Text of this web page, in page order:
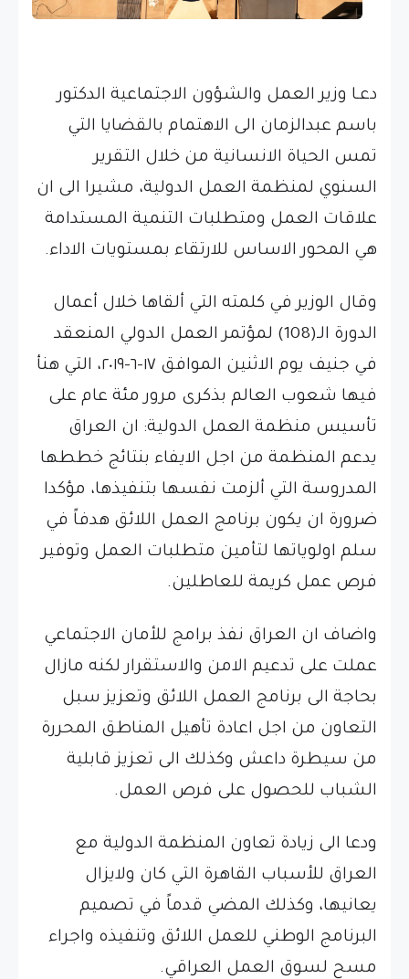
دعـا وزير العمل والشؤون الاجتماعية الدكتور
باسم عبدالزمان الى الاهتمام بالقضايا التي
تمس الحياة الانسانية من خلال التقرير
السنوي لمنظمة العمل الدولية، مشيرا الى ان
علاقات العمل ومتطلبات التنمية المستدامة
هي المحور الاساس للارتقاء بمستويات الاداء.
وقال الوزير في كلمته التي ألقاها خلال أعمال
الدورة الـ(108) لمؤتمر العمل الدولي المنعقد
في جنيف يوم الاثنين الموافق ١٧-٦-٢٠١٩، التي هنأ
فيها شعوب العالم بذكرى مرور مئة عام على
تأسيس منظمة العمل الدولية: ان العراق
يدعم المنظمة من اجل الايفاء بنتائج خططها
المدروسة التي ألزمت نفسها بتنفيذها، مؤكدا
ضرورة ان يكون برنامج العمل اللائق هدفاً في
سلم اولوياتها لتأمين متطلبات العمل وتوفير
فرص عمل كريمة للعاطلين.
واضاف ان العراق نفذ برامج للأمان الاجتماعي
عملت على تدعيم الامن والاستقرار لكنه مازال
بحاجة الى برنامج العمل اللائق وتعزيز سبل
التعاون من اجل اعادة تأهيل المناطق المحررة
من سيطرة داعش وكذلك الى تعزيز قابلية
الشباب للحصول على فرص العمل.
ودعا الى زيادة تعاون المنظمة الدولية مع
العراق للأسباب القاهرة التي كان ولايزال
يعانيها، وكذلك المضي قدماً في تصميم
البرنامج الوطني للعمل اللائق وتنفيذه واجراء
مسح لسوق العمل العراقي.